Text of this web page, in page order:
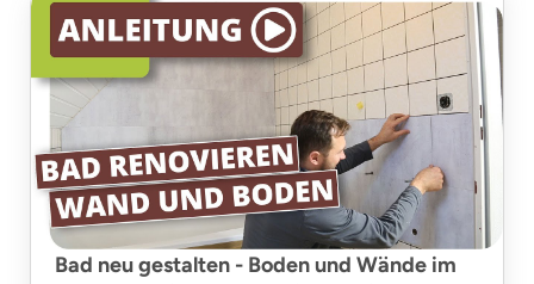
Bad neu gestalten - Boden und Wände im